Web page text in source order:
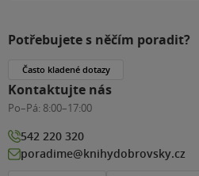
Potřebujete s něčím poradit?
Často kladené dotazy
Kontaktujte nás
Po–Pá: 8:00–17:00
542 220 320
poradime@knihydobrovsky.cz